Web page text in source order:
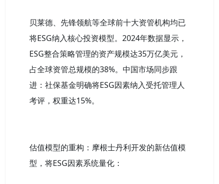
贝莱德、先锋领航等全球前十大资管机构均已
将ESG纳入核心投资模型。2024年数据显示，
ESG整合策略管理的资产规模达35万亿美元，
占全球资管总规模的38%。中国市场同步跟
进：社保基金明确将ESG因素纳入受托管理人
考评，权重达15%。
估值模型的重构：摩根士丹利开发的新估值模
型，将ESG因素系统量化：